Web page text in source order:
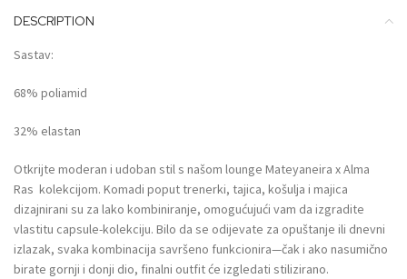
DESCRIPTION
Sastav:
68% poliamid
32% elastan
Otkrijte moderan i udoban stil s našom lounge Mateyaneira x Alma
Ras kolekcijom. Komadi poput trenerki, tajica, košulja i majica
dizajnirani su za lako kombiniranje, omogućujući vam da izgradite
vlastitu capsule-kolekciju. Bilo da se odijevate za opuštanje ili dnevni
izlazak, svaka kombinacija savršeno funkcionira—čak i ako nasumično
birate gornji i donji dio, finalni outfit će izgledati stilizirano.